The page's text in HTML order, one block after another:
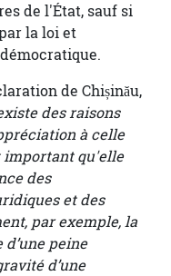
de l'État, sauf si
la loi et
de Chișinău,
des raisons
à celle
important qu'elle
des
et des
par exemple, la
peine
d’une